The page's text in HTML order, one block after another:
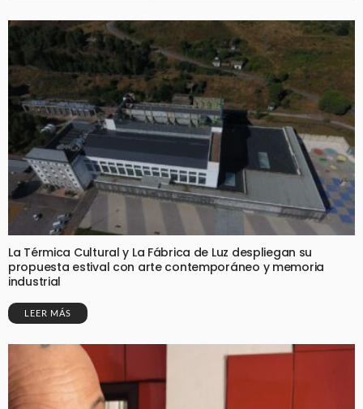
La Térmica Cultural y La Fábrica de Luz despliegan su
propuesta estival con arte contemporáneo y memoria
industrial
LEER MÁS